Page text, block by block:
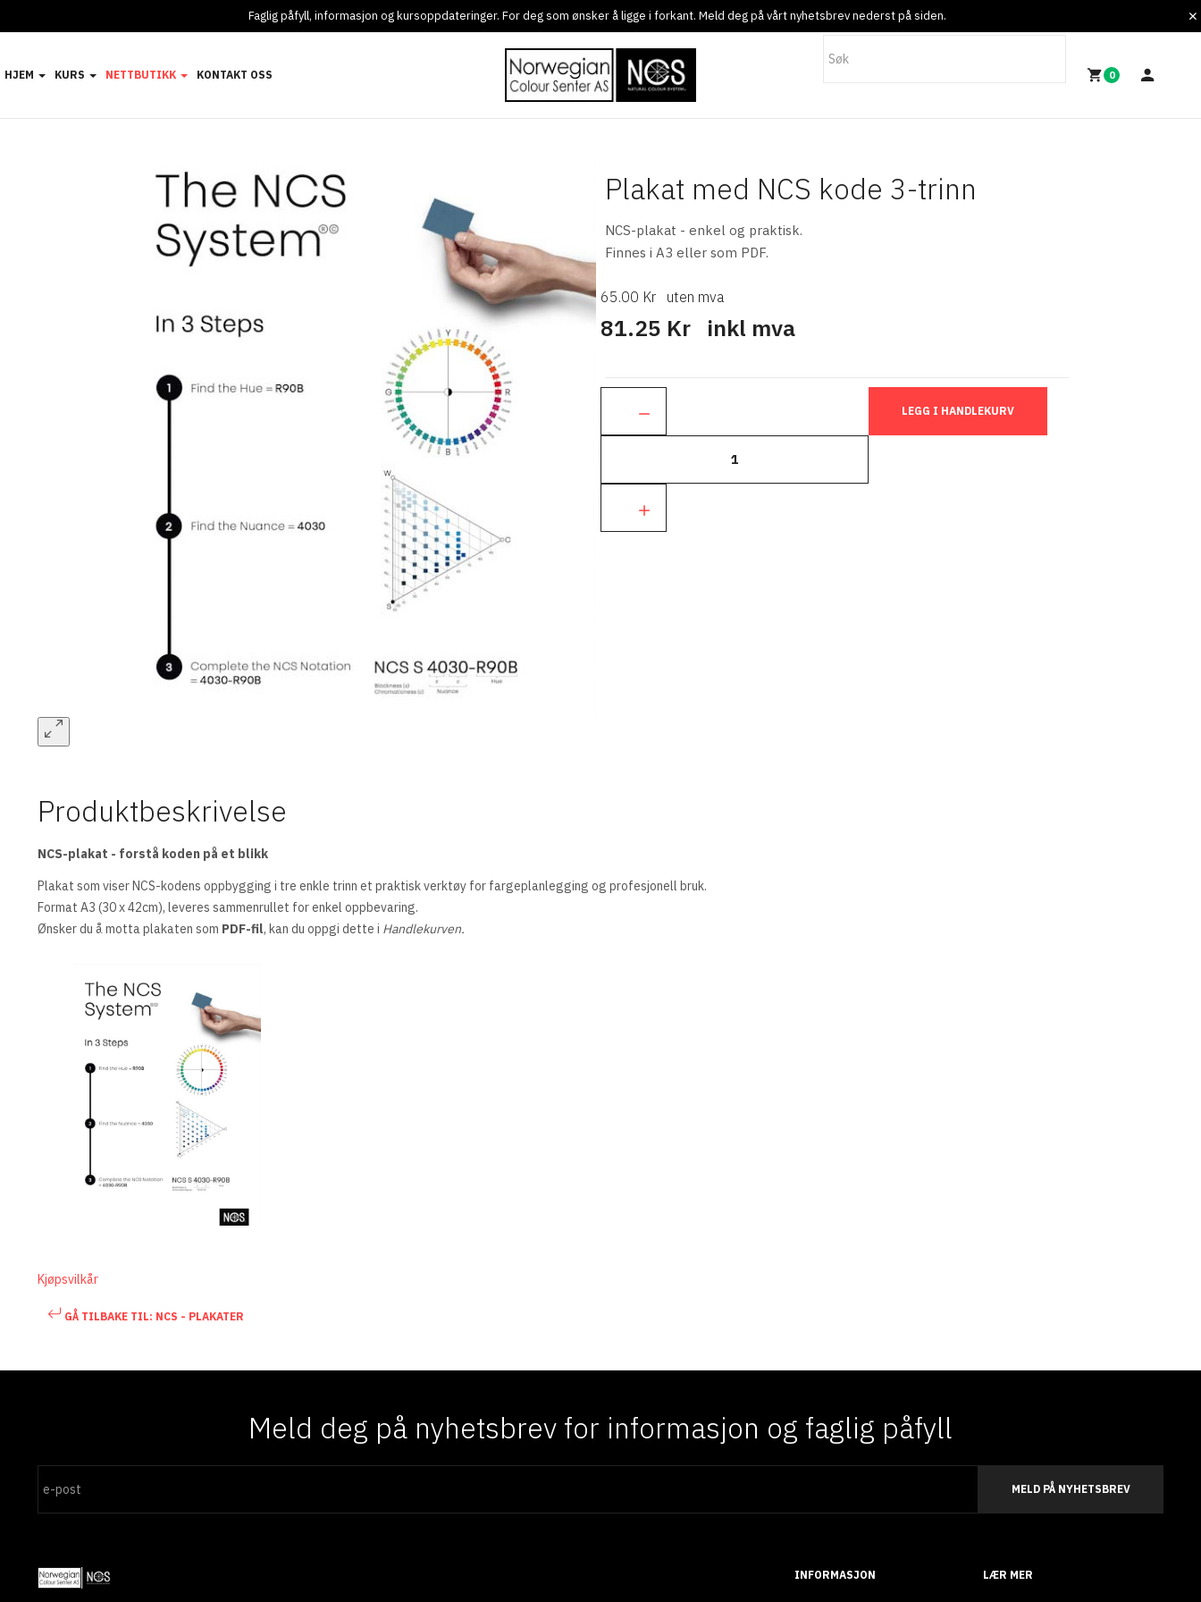
Faglig påfyll, informasjon og kursoppdateringer. For deg som ønsker å ligge i forkant. Meld deg på vårt nyhetsbrev nederst på siden.
HJEM KURS NETTBUTIKK KONTAKT OSS 0
Plakat med NCS kode 3-trinn
NCS-plakat - enkel og praktisk.
Finnes i A3 eller som PDF.
65.00 Kr uten mva
81.25 Kr inkl mva
LEGG I HANDLEKURV
Produktbeskrivelse
NCS-plakat - forstå koden på et blikk
Plakat som viser NCS-kodens oppbygging i tre enkle trinn et praktisk verktøy for fargeplanlegging og profesjonell bruk.
Format A3 (30 x 42cm), leveres sammenrullet for enkel oppbevaring.
Ønsker du å motta plakaten som PDF-fil, kan du oppgi dette i Handlekurven.
Kjøpsvilkår
GÅ TILBAKE TIL: NCS - PLAKATER
Meld deg på nyhetsbrev for informasjon og faglig påfyll
MELD PÅ NYHETSBREV
INFORMASJON LÆR MER